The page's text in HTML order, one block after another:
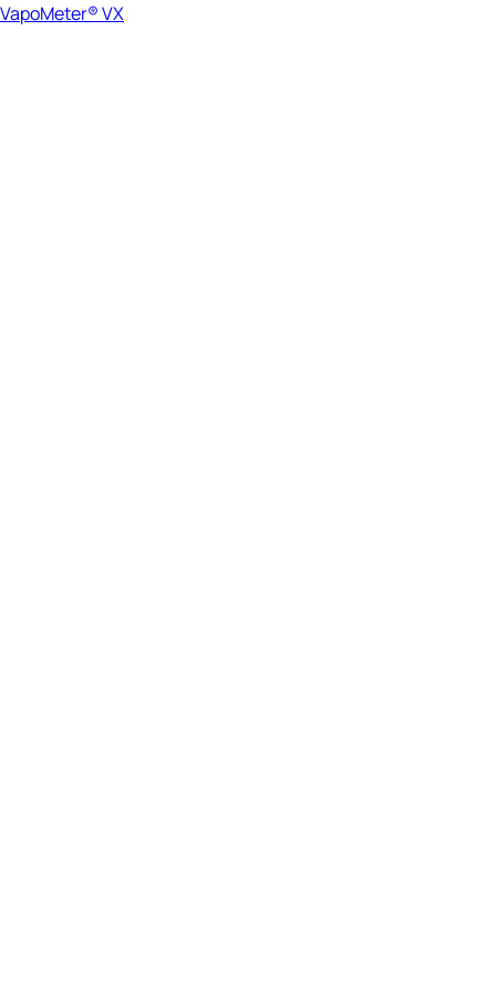
VapoMeter® VX